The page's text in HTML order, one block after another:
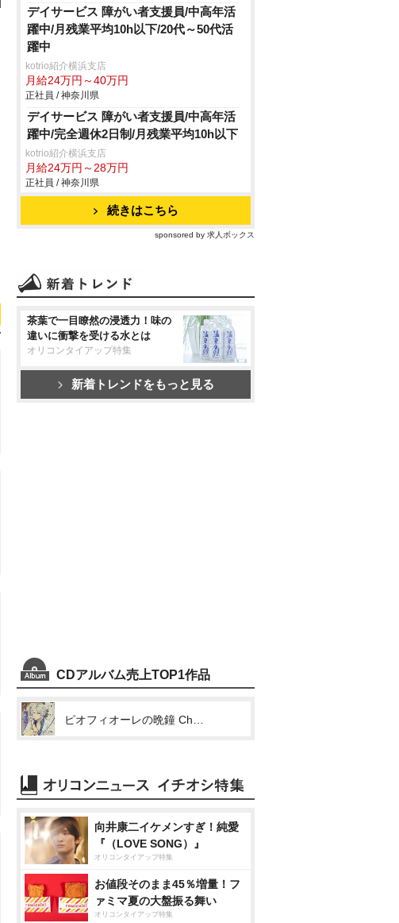
デイサービス 障がい者支援員/中高年活
躍中/月残業平均10h以下/20代～50代活
躍中
kotrio紹介横浜支店
月給24万円～40万円
正社員 / 神奈川県
デイサービス 障がい者支援員/中高年活
躍中/完全週休2日制/月残業平均10h以下
kotrio紹介横浜支店
月給24万円～28万円
正社員 / 神奈川県
続きはこちら
sponsored by 求人ボックス
茶葉で一目瞭然の浸透力！味の
違いに衝撃を受ける水とは
オリコンタイアップ特集
新着トレンドをもっと見る
CDアルバム売上TOP1作品
向井康二イケメンすぎ！純愛
『（LOVE SONG）』
オリコンタイアップ特集
お値段そのまま45％増量！フ
ァミマ夏の大盤振る舞い
オリコンタイアップ特集